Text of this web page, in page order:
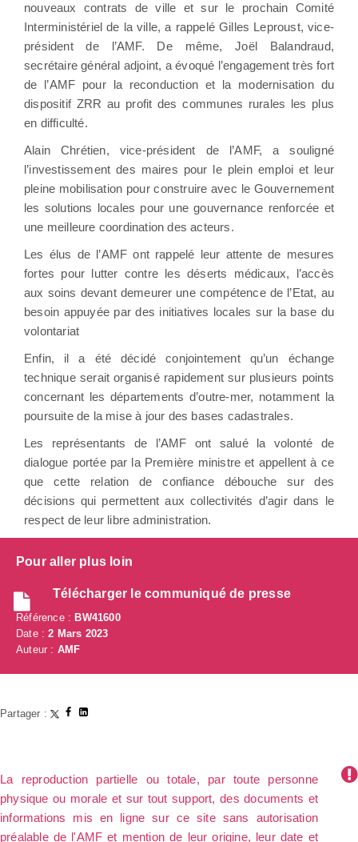
nouveaux contrats de ville et sur le prochain Comité
Interministériel de la ville, a rappelé Gilles Leproust, vice-
président de l’AMF. De même, Joël Balandraud,
secrétaire général adjoint, a évoqué l’engagement très fort
de l’AMF pour la reconduction et la modernisation du
dispositif ZRR au profit des communes rurales les plus
en difficulté.
Alain Chrétien, vice-président de l’AMF, a souligné
l’investissement des maires pour le plein emploi et leur
pleine mobilisation pour construire avec le Gouvernement
les solutions locales pour une gouvernance renforcée et
une meilleure coordination des acteurs.
Les élus de l’AMF ont rappelé leur attente de mesures
fortes pour lutter contre les déserts médicaux, l’accès
aux soins devant demeurer une compétence de l’Etat, au
besoin appuyée par des initiatives locales sur la base du
volontariat
Enfin, il a été décidé conjointement qu’un échange
technique serait organisé rapidement sur plusieurs points
concernant les départements d’outre-mer, notamment la
poursuite de la mise à jour des bases cadastrales.
Les représentants de l’AMF ont salué la volonté de
dialogue portée par la Première ministre et appellent à ce
que cette relation de confiance débouche sur des
décisions qui permettent aux collectivités d’agir dans le
respect de leur libre administration.
Pour aller plus loin
Télécharger le communiqué de presse
Référence : BW41600
Date :2 Mars 2023
Auteur : AMF
Partager :
La reproduction partielle ou totale, par toute personne
physique ou morale et sur tout support, des documents et
informations mis en ligne sur ce site sans autorisation
préalable de l'AMF et mention de leur origine, leur date et